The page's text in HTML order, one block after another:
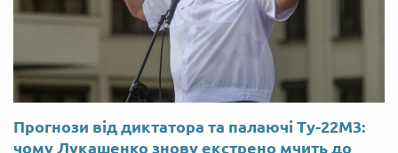
Прогнози від диктатора та палаючі Ту-22М3:
чому Лукашенко знову екстрено мчить до